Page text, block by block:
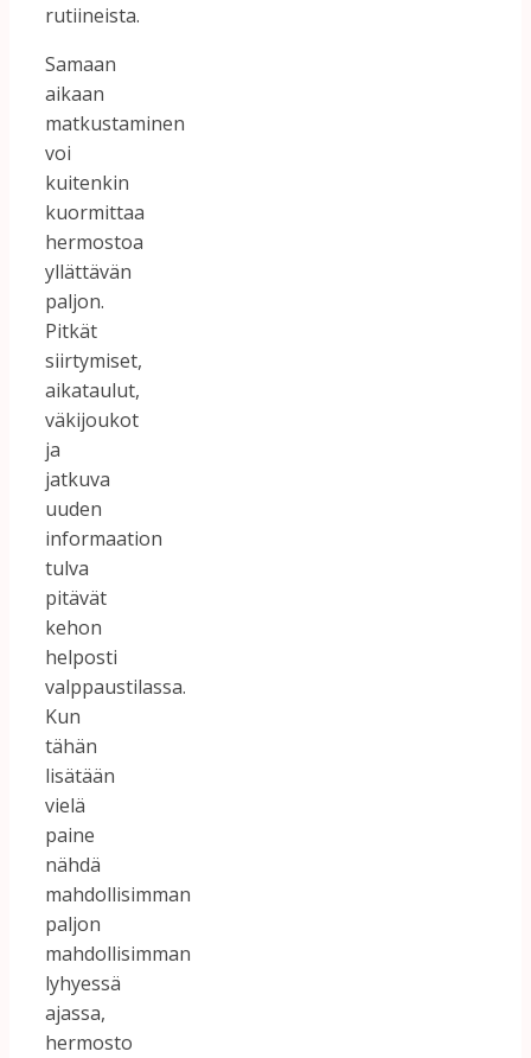
rutiineista.
Samaan
aikaan
matkustaminen
voi
kuitenkin
kuormittaa
hermostoa
yllättävän
paljon.
Pitkät
siirtymiset,
aikataulut,
väkijoukot
ja
jatkuva
uuden
informaation
tulva
pitävät
kehon
helposti
valppaustilassa.
Kun
tähän
lisätään
vielä
paine
nähdä
mahdollisimman
paljon
mahdollisimman
lyhyessä
ajassa,
hermosto